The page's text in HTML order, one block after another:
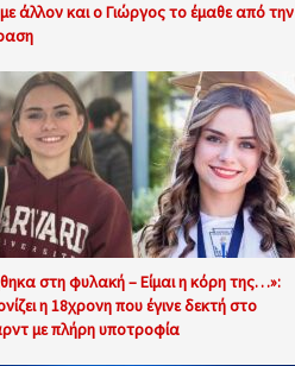
άλλον και ο Γιώργος το έμαθε από την
στη φυλακή – Είμαι η κόρη της…»:
η 18χρονη που έγινε δεκτή στο
με πλήρη υποτροφία